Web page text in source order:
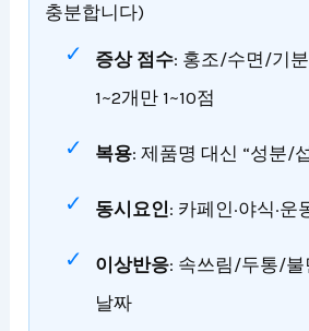
충분합니다)
증상 점수: 홍조/수면/기
1~2개만 1~10점
복용: 제품명 대신 “성분/
동시요인: 카페인·야식·운
이상반응: 속쓰림/두통/불
날짜